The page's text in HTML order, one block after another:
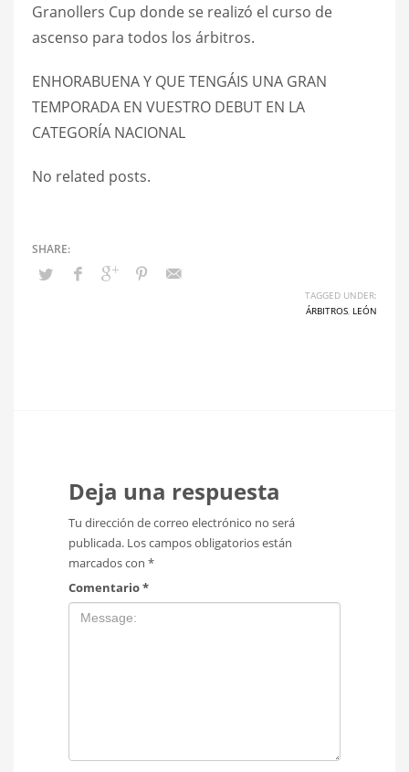
Granollers Cup donde se realizó el curso de
ascenso para todos los árbitros.
ENHORABUENA Y QUE TENGÁIS UNA GRAN
TEMPORADA EN VUESTRO DEBUT EN LA
CATEGORÍA NACIONAL
No related posts.
TAGGED UNDER:
ÁRBITROS LEÓN
Deja una respuesta
Tu dirección de correo electrónico no será
publicada. Los campos obligatorios están
marcados con *
Comentario*